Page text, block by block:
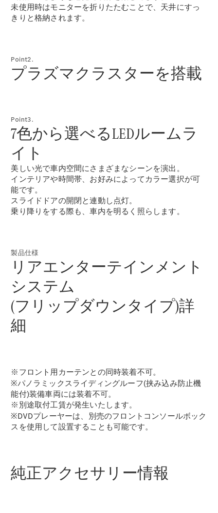
Sedan
E-Class
Sedan
Long
試乗リクエ
スト
オンライン
ショールー
ム
SUV
All SUV
EQA
電気
EQE
SUV
EQS
SUV
電気
GLC
GLC Coupé
GLE
GLE Coupé
GLS
Mercedes-
Maybach
Class
G-Class
未使用時はモニターを折りたたむことで、天井にすっ
きりと格納されます。
Point2.
プラズマクラスターを搭載
Point3.
7色から選べるLEDルームラ
イト
美しい光で車内空間にさまざまなシーンを演出。
インテリアや時間帯、お好みによってカラー選択が可
能です。
スライドドアの開閉と連動し点灯。
乗り降りをする際も、車内を明るく照らします。
製品仕様
リアエンターテインメント
システム
(フリップダウンタイプ)詳
細
※フロント用カーテンとの同時装着不可。
※パノラミックスライディングルーフ(挟み込み防止機
能付)装備車両には装着不可。
※別途取付工賃が発生いたします。
※DVDプレーヤーは、別売のフロントコンソールボック
スを使用して設置することも可能です。
純正アクセサリー情報